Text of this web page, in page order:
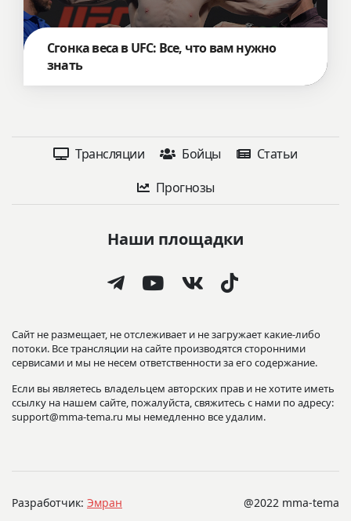
Сгонка веса в UFC: Все, что вам нужно
знать
Трансляции Бойцы
Статьи
Прогнозы
Наши площадки
Сайт не размещает, не отслеживает и не загружает какие-либо
потоки. Все трансляции на сайте производятся сторонними
сервисами и мы не несем ответственности за его содержание.
Если вы являетесь владельцем авторских прав и не хотите иметь
ссылку на нашем сайте, пожалуйста, свяжитесь с нами по адресу:
support@mma-tema.ru мы немедленно все удалим.
Разработчик: Эмран @2022 mma-tema